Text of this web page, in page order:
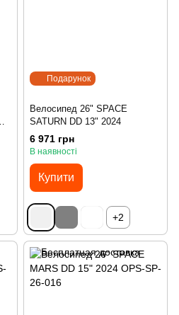
Подарунок
Велосипед 26" SPACE
SATURN DD 13" 2024
6 971 грн
В наявності
Купити
+2